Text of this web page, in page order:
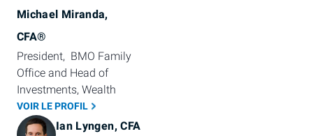
Michael Miranda,
CFA®
President,  BMO Family
Office and Head of
Investments, Wealth
VOIR LE PROFIL
Ian Lyngen, CFA